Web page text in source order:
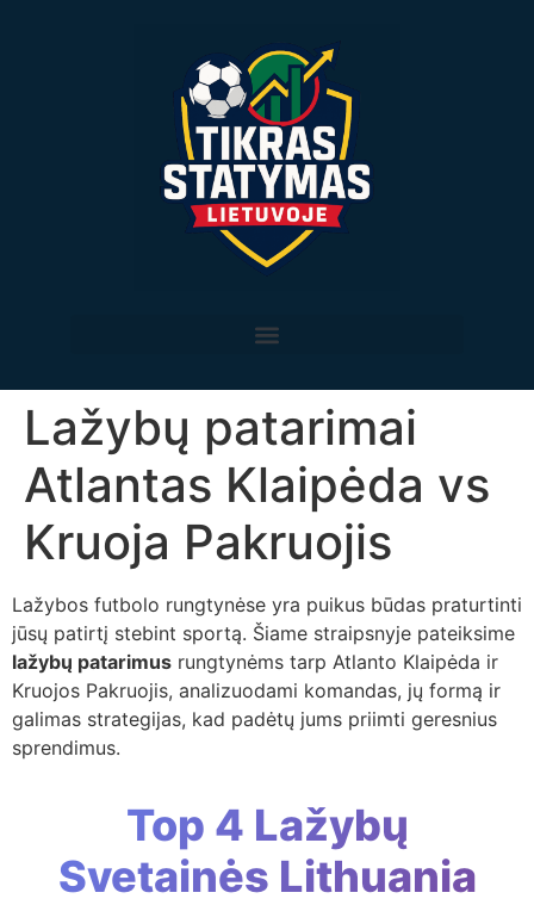
Lažybų patarimai
Atlantas Klaipėda vs
Kruoja Pakruojis
Lažybos futbolo rungtynėse yra puikus būdas praturtinti
jūsų patirtį stebint sportą. Šiame straipsnyje pateiksime
lažybų patarimus rungtynėms tarp Atlanto Klaipėda ir
Kruojos Pakruojis, analizuodami komandas, jų formą ir
galimas strategijas, kad padėtų jums priimti geresnius
sprendimus.
Top 4 Lažybų
Svetainės Lithuania